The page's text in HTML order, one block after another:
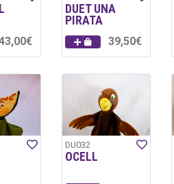
DUET UNA
PIRATA
39,50€
DU032
OCELL